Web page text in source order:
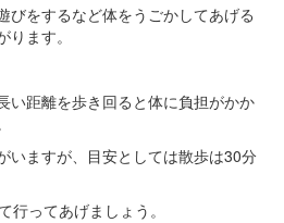
びをするなど体をうごかしてあげる
ます。
い距離を歩き回ると体に負担がかか
いますが、目安としては散歩は30分
行ってあげましょう。